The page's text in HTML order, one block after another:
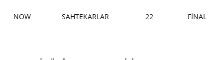
NOW SAHTEKARLAR 22 FİNAL